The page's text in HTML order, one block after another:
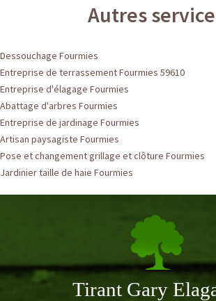
Autres
Dessouchage Fourmies
Entreprise de terrassement Fourmies 59610
Entreprise d'élagage Fourmies
Abattage d'arbres Fourmies
Entreprise de jardinage Fourmies
Artisan paysagiste Fourmies
Pose et changement grillage et clôture Fourmies
Jardinier taille de haie Fourmies
Tirant Gary